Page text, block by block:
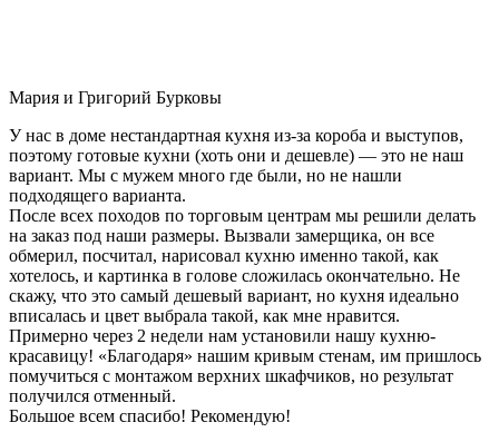
Мария и Григорий Бурковы
У нас в доме нестандартная кухня из-за короба и выступов,
поэтому готовые кухни (хоть они и дешевле) — это не наш
вариант. Мы с мужем много где были, но не нашли
подходящего варианта.
После всех походов по торговым центрам мы решили делать
на заказ под наши размеры. Вызвали замерщика, он все
обмерил, посчитал, нарисовал кухню именно такой, как
хотелось, и картинка в голове сложилась окончательно. Не
скажу, что это самый дешевый вариант, но кухня идеально
вписалась и цвет выбрала такой, как мне нравится.
Примерно через 2 недели нам установили нашу кухню-
красавицу! «Благодаря» нашим кривым стенам, им пришлось
помучиться с монтажом верхних шкафчиков, но результат
получился отменный.
Большое всем спасибо! Рекомендую!